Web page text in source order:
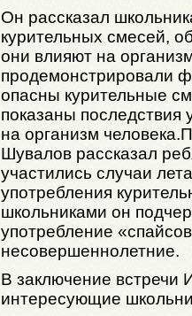
Он рассказал
курительных смесей,
они влияют на
продемонстрировали
опасны курительные
показаны последствия
на организм
Шувалов рассказал
участились случаи
употребления
школьниками он
употребление
несовершеннолетние.
В заключение встречи
интересующие